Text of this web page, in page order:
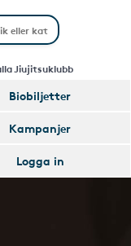
Jiujitsuklubb
Biobiljetter
Kampanjer
Logga in